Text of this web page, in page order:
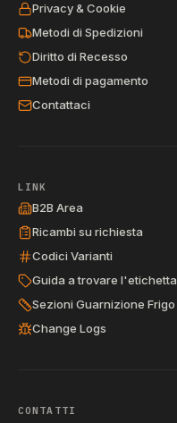
Privacy & Cookie
Metodi di Spedizioni
Diritto di Recesso
Metodi di pagamento
Contattaci
LINK
B2B Area
Ricambi su richiesta
Codici Varianti
Guida a trovare l'etichetta
Sezioni Guarnizione Frigo
Change Logs
CONTATTI